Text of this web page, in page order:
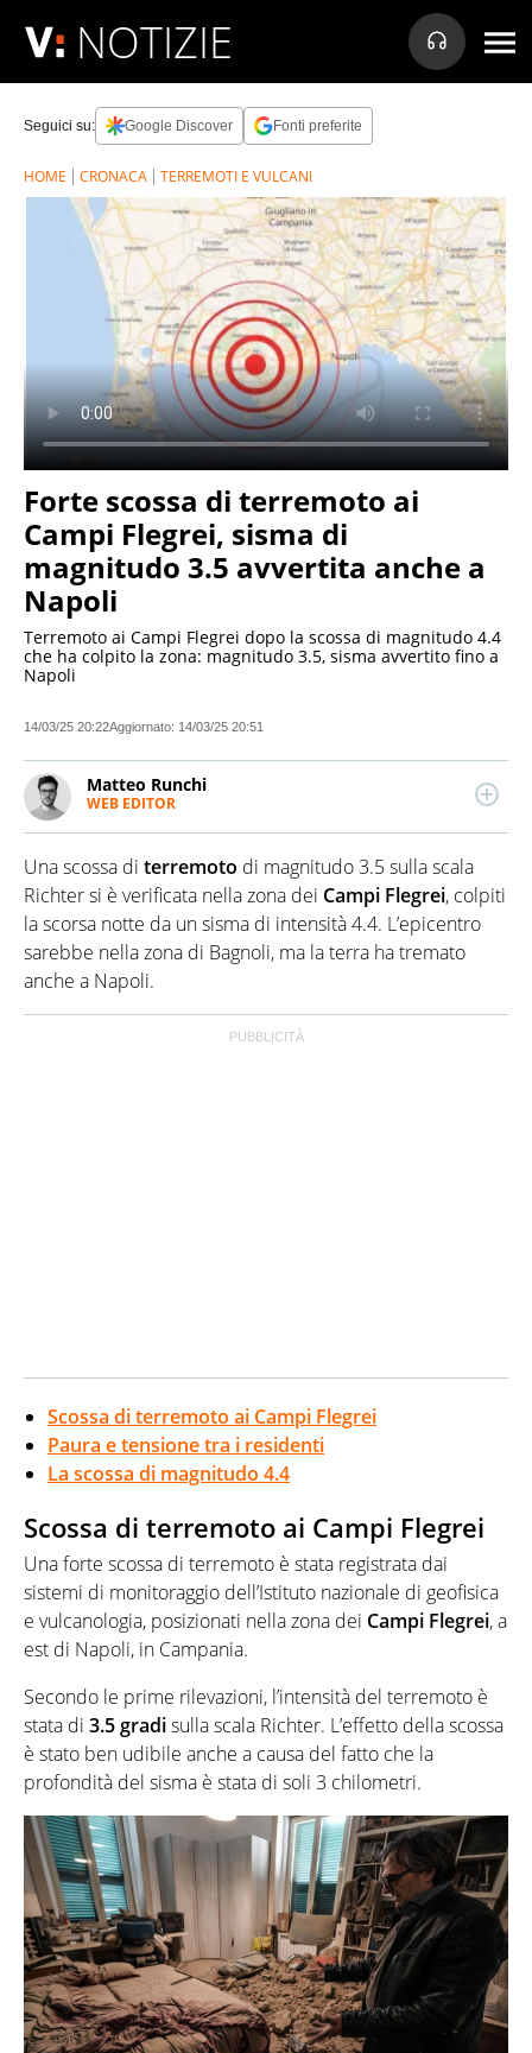
NOTIZIE
Seguici su: Google Discover Fonti preferite
HOME CRONACA TERREMOTI E VULCANI
Forte scossa di terremoto ai
Campi Flegrei, sisma di
magnitudo 3.5 avvertita anche a
Napoli
Terremoto ai Campi Flegrei dopo la scossa di magnitudo 4.4
che ha colpito la zona: magnitudo 3.5, sisma avvertito fino a
Napoli
14/03/25 20:22Aggiornato: 14/03/25 20:51
Matteo Runchi
WEB EDITOR
Laureato in Storia all’Università degli Studi di Milano,
ha lavorato per diversi siti e redazioni.
Una scossa di terremoto di magnitudo 3.5 sulla scala
Richter si è verificata nella zona dei Campi Flegrei, colpiti
la scorsa notte da un sisma di intensità 4.4. L’epicentro
sarebbe nella zona di Bagnoli, ma la terra ha tremato
anche a Napoli.
Scossa di terremoto ai Campi Flegrei
Paura e tensione tra i residenti
La scossa di magnitudo 4.4
Scossa di terremoto ai Campi Flegrei
Una forte scossa di terremoto è stata registrata dai
sistemi di monitoraggio dell’Istituto nazionale di geofisica
e vulcanologia, posizionati nella zona dei Campi Flegrei, a
est di Napoli, in Campania.
Secondo le prime rilevazioni, l’intensità del terremoto è
stata di 3.5 gradisulla scala Richter. L’effetto della scossa
è stato ben udibile anche a causa del fatto che la
profondità del sisma è stata di soli 3 chilometri.